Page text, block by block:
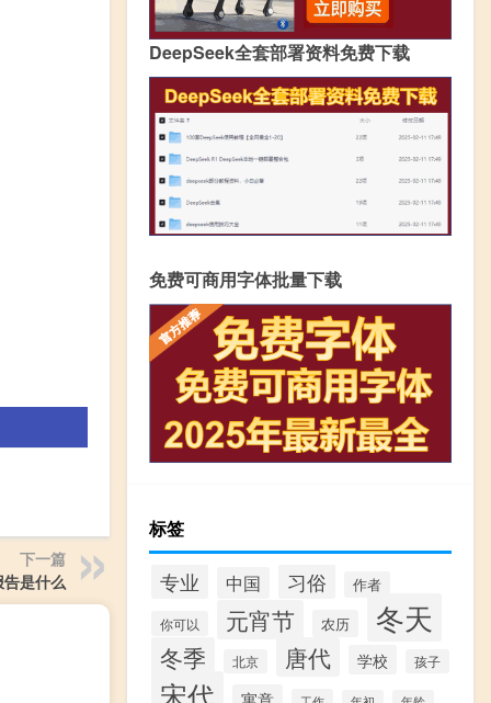
下一篇
是什么
DeepSeek全套部署资料免费下载
免费可商用字体批量下载
标签
专业 中国 习俗 作者
你可以 元宵节 农历 冬天
冬季 北京 唐代 学校 孩子
宋代